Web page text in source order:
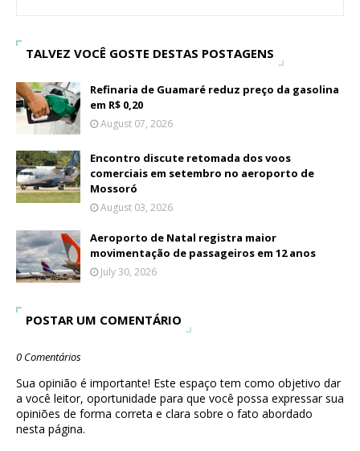
TALVEZ VOCÊ GOSTE DESTAS POSTAGENS
Refinaria de Guamaré reduz preço da gasolina
em R$ 0,20
August 07, 2026
Encontro discute retomada dos voos
comerciais em setembro no aeroporto de
Mossoró
August 03, 2026
Aeroporto de Natal registra maior
movimentação de passageiros em 12 anos
July 30, 2026
POSTAR UM COMENTÁRIO
0 Comentários
Sua opinião é importante! Este espaço tem como objetivo dar
a você leitor, oportunidade para que você possa expressar sua
opiniões de forma correta e clara sobre o fato abordado
nesta página.